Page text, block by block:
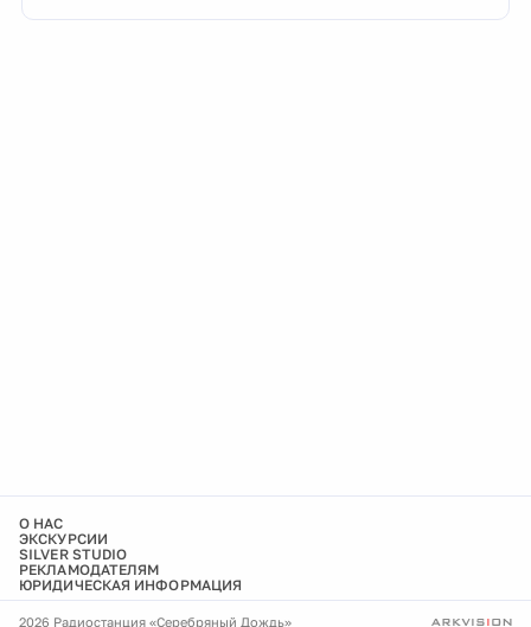
О НАС
ЭКСКУРСИИ
SILVER STUDIO
РЕКЛАМОДАТЕЛЯМ
ЮРИДИЧЕСКАЯ ИНФОРМАЦИЯ
2026 Радиостанция «Серебряный Дождь»